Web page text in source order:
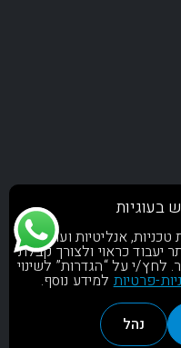
אנליטיות ועוגיות
יעבוד כראוי ולצורך קבלת
י על “הגדרות” לשינוי
פרטיותלמידע נוסף.
נהל